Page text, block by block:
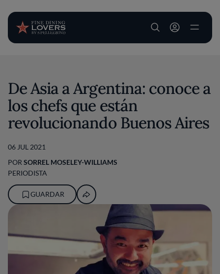
User account
De Asia a Argentina: conoce a
los chefs que están
revolucionando Buenos Aires
06 JUL 2021
POR SORREL MOSELEY-WILLIAMS
PERIODISTA
GUARDAR